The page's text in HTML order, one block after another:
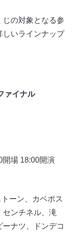
の対象となる参
しいラインナップ
ァイナル
場 18:00開演
ーン、カベポス
センチネル、滝
ナツ、ドンデコ